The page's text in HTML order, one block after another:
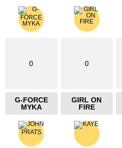
0
G-FORCE
MYKA
0
GIRL ON
FIRE